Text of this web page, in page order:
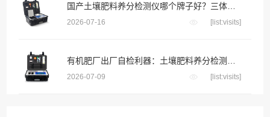
2026-07-16 [list:visits]
2026-07-09 [list:visits]